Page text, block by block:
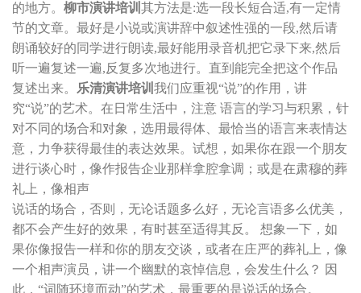
的地方。 柳市演讲培训 其方法是:选一段长短合适,有一定情
节的文章。最好是小说或演讲辞中叙述性强的一段,然后请
朗诵较好的同学进行朗读,最好能用录音机把它录下来,然后
听一遍复述一遍,反复多次地进行。直到能完全把这个作品
复述出来。 乐清演讲培训 我们应重视“说”的作用，讲
究“说”的艺术。在日常生活中，注意 语言的学习与积累，针
对不同的场合和对象，选用最得体、最恰当的语言来表情达
意，力争获得最佳的表达效果。试想，如果你在跟一个朋友
进行谈心时，像作报告企业那样拿腔拿调；或是在肃穆的葬
礼上，像相声
说话的场合，否则，无论话题多么好，无论言语多么优美，
都不会产生好的效果，有时甚至适得其反。 想象一下，如
果你像报告一样和你的朋友交谈，或者在庄严的葬礼上，像
一个相声演员，讲一个幽默的哀悼信息，会发生什么？ 因
此，“词随环境而动”的艺术，最重要的是说话的场合。